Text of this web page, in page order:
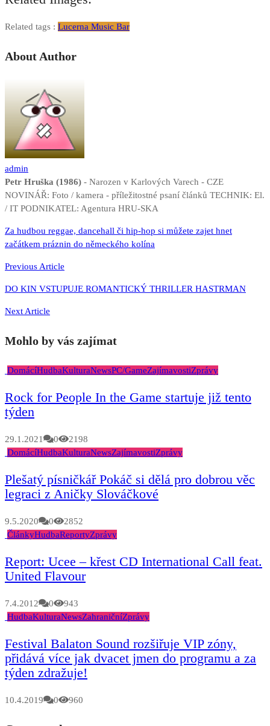
Related tags : Lucerna Music Bar
About Author
admin
Petr Hruška (1986) - Narozen v Karlových Varech - CZE
NOVINÁŘ: Foto / kamera - příležitostné psaní článků TECHNIK: El.
/ IT PODNIKATEL: Agentura HRU-SKA
Navigace
pro
příspěvek
Za hudbou reggae, dancehall či hip-hop si můžete zajet hnet
začátkem práznin do německého kolína
Previous Article
DO KIN VSTUPUJE ROMANTICKÝ THRILLER HASTRMAN
Next Article
Mohlo by vás zajímat
DomácíHudbaKulturaNewsPC/GameZajímavostiZprávy
Rock for People In the Game startuje již tento
týden
29.1.2021 0
2198
DomácíHudbaKulturaNewsZajímavostiZprávy
Plešatý písničkář Pokáč si dělá pro dobrou věc
legraci z Aničky Slováčkové
9.5.2020 0
2852
ČlánkyHudbaReportyZprávy
Report: Ucee – křest CD International Call feat.
United Flavour
7.4.2012 0
943
HudbaKulturaNewsZahraničníZprávy
Festival Balaton Sound rozšiřuje VIP zóny,
přidává více jak dvacet jmen do programu a za
týden zdražuje!
10.4.2019 0 960